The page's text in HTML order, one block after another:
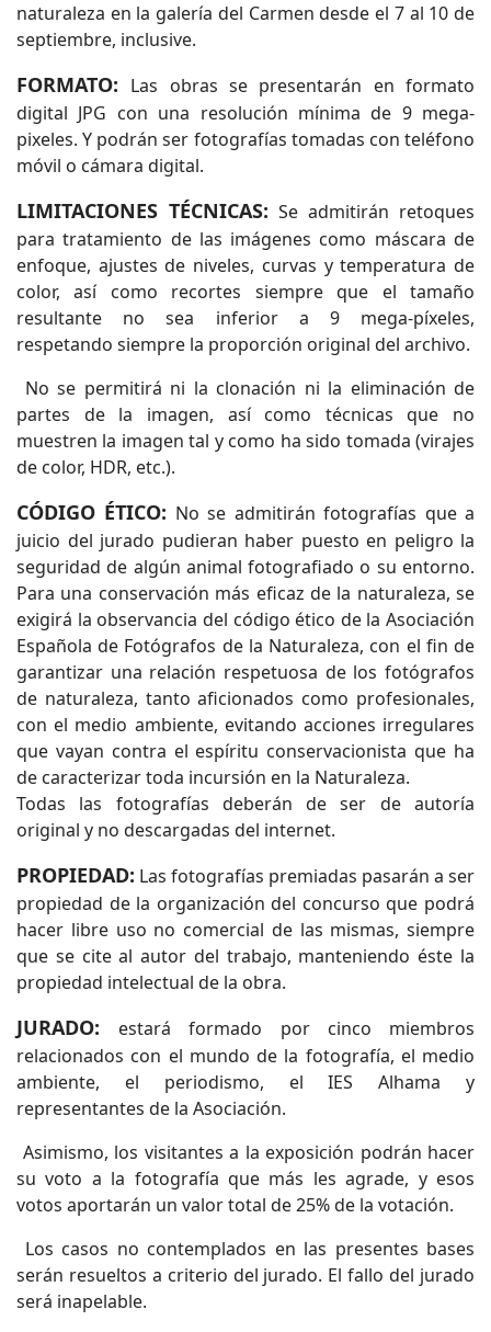
naturaleza en la galería del Carmen desde el 7 al 10 de
septiembre, inclusive.
FORMATO: Las obras se presentarán en formato
digital JPG con una resolución mínima de 9 mega-
pixeles. Y podrán ser fotografías tomadas con teléfono
móvil o cámara digital.
LIMITACIONES TÉCNICAS: Se admitirán retoques
para tratamiento de las imágenes como máscara de
enfoque, ajustes de niveles, curvas y temperatura de
color, así como recortes siempre que el tamaño
resultante no sea inferior a 9 mega-píxeles,
respetando siempre la proporción original del archivo.
No se permitirá ni la clonación ni la eliminación de
partes de la imagen, así como técnicas que no
muestren la imagen tal y como ha sido tomada (virajes
de color, HDR, etc.).
CÓDIGO ÉTICO: No se admitirán fotografías que a
juicio del jurado pudieran haber puesto en peligro la
seguridad de algún animal fotografiado o su entorno.
Para una conservación más eficaz de la naturaleza, se
exigirá la observancia del código ético de la Asociación
Española de Fotógrafos de la Naturaleza, con el fin de
garantizar una relación respetuosa de los fotógrafos
de naturaleza, tanto aficionados como profesionales,
con el medio ambiente, evitando acciones irregulares
que vayan contra el espíritu conservacionista que ha
de caracterizar toda incursión en la Naturaleza.
Todas las fotografías deberán de ser de autoría
original y no descargadas del internet.
PROPIEDAD: Las fotografías premiadas pasarán a ser
propiedad de la organización del concurso que podrá
hacer libre uso no comercial de las mismas, siempre
que se cite al autor del trabajo, manteniendo éste la
propiedad intelectual de la obra.
JURADO: estará formado por cinco miembros
relacionados con el mundo de la fotografía, el medio
ambiente, el periodismo, el IES Alhama y
representantes de la Asociación.
Asimismo, los visitantes a la exposición podrán hacer
su voto a la fotografía que más les agrade, y esos
votos aportarán un valor total de 25% de la votación.
Los casos no contemplados en las presentes bases
serán resueltos a criterio del jurado. El fallo del jurado
será inapelable.